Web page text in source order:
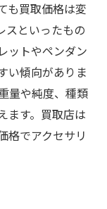
も買取価格は変
スといったもの
ットやペンダン
い傾向がありま
量や純度、種類
ます。買取店は
格でアクセサリ